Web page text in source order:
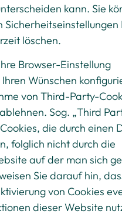
kann. Sie
Sicherheitseinstellungen
löschen.
Browser-Einstellung
Wünschen
von Third-Party-
Sog. „Third
die durch einen
folglich nicht durch die
auf der man sich
Sie darauf hin,
von Cookies
dieser Website